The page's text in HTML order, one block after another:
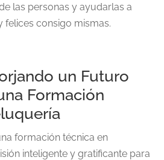
las personas y ayudarlas a
felices consigo mismas.
un Futuro
Formación
formación técnica en
inteligente y gratificante para